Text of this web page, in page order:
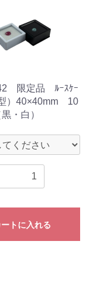
限定品 ﾙｰｽｹｰ
）40×40mm 10
・白）
ートに入れる